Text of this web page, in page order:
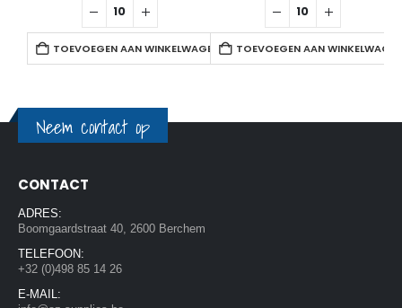
TOEVOEGEN AAN WINKELWAGEN TOEVOEGEN AAN
Neem contact op
CONTACT
ADRES:
Boomgaardstraat 40, 2600 Berchem
TELEFOON:
+32 (0)498 85 14 26
E-MAIL: